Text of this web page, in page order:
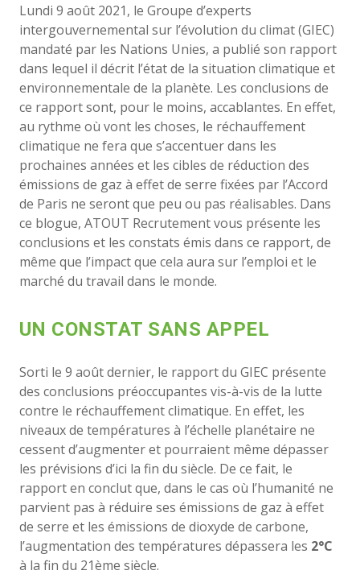
Lundi 9 août 2021, le Groupe d’experts
intergouvernemental sur l’évolution du climat (GIEC)
mandaté par les Nations Unies, a publié son rapport
dans lequel il décrit l’état de la situation climatique et
environnementale de la planète. Les conclusions de
ce rapport sont, pour le moins, accablantes. En effet,
au rythme où vont les choses, le réchauffement
climatique ne fera que s’accentuer dans les
prochaines années et les cibles de réduction des
émissions de gaz à effet de serre fixées par l’Accord
de Paris ne seront que peu ou pas réalisables. Dans
ce blogue, ATOUT Recrutement vous présente les
conclusions et les constats émis dans ce rapport, de
même que l’impact que cela aura sur l’emploi et le
marché du travail dans le monde.
UN CONSTAT SANS APPEL
Sorti le 9 août dernier, le rapport du GIEC présente
des conclusions préoccupantes vis-à-vis de la lutte
contre le réchauffement climatique. En effet, les
niveaux de températures à l’échelle planétaire ne
cessent d’augmenter et pourraient même dépasser
les prévisions d’ici la fin du siècle. De ce fait, le
rapport en conclut que, dans le cas où l’humanité ne
parvient pas à réduire ses émissions de gaz à effet
de serre et les émissions de dioxyde de carbone,
l’augmentation des températures dépassera les 2°C
à la fin du 21ème siècle.